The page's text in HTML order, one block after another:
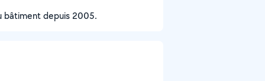
bâtiment depuis 2005.